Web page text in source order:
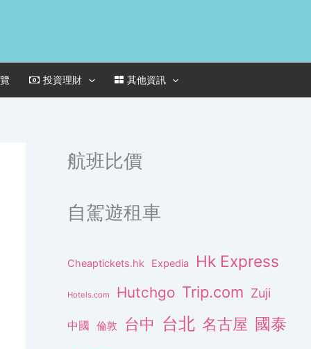
投資理財 其他資訊
航班比價
自駕遊租車
Cheaptickets.hk Expedia Hk Express
Hotels.com Hutchgo Trip.com Zuji
中國 倫敦 台中 台北 名古屋 國泰